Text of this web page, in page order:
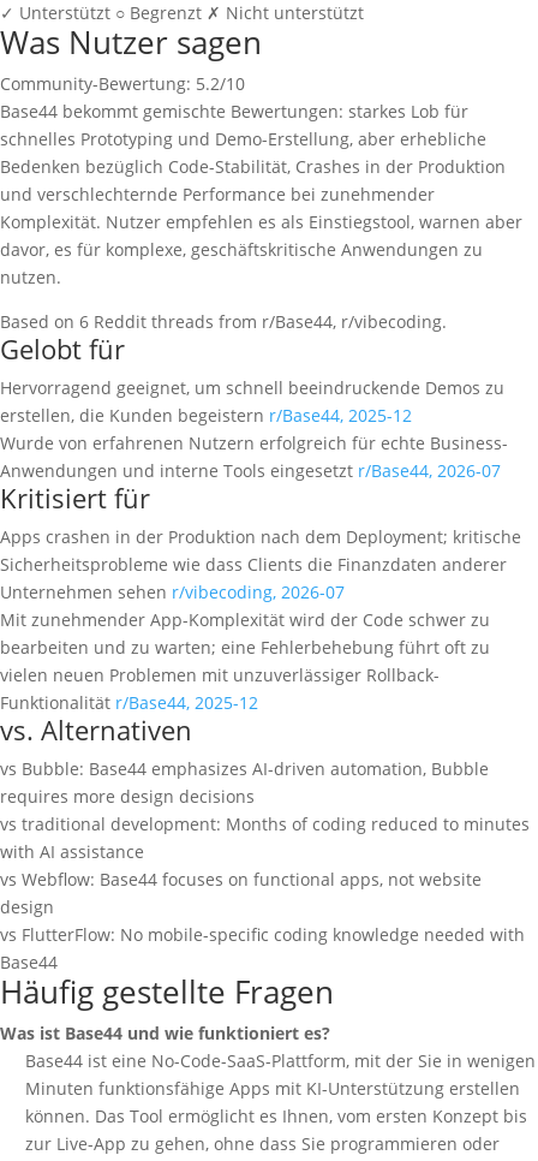
✓ Unterstützt ○ Begrenzt ✗ Nicht unterstützt
Was Nutzer sagen
Community-Bewertung: 5.2/10
Base44 bekommt gemischte Bewertungen: starkes Lob für
schnelles Prototyping und Demo-Erstellung, aber erhebliche
Bedenken bezüglich Code-Stabilität, Crashes in der Produktion
und verschlechternde Performance bei zunehmender
Komplexität. Nutzer empfehlen es als Einstiegstool, warnen aber
davor, es für komplexe, geschäftskritische Anwendungen zu
nutzen.
Based on 6 Reddit threads from r/Base44, r/vibecoding.
Gelobt für
Hervorragend geeignet, um schnell beeindruckende Demos zu
erstellen, die Kunden begeistern r/Base44, 2025-12
Wurde von erfahrenen Nutzern erfolgreich für echte Business-
Anwendungen und interne Tools eingesetzt r/Base44, 2026-07
Kritisiert für
Apps crashen in der Produktion nach dem Deployment; kritische
Sicherheitsprobleme wie dass Clients die Finanzdaten anderer
Unternehmen sehen r/vibecoding, 2026-07
Mit zunehmender App-Komplexität wird der Code schwer zu
bearbeiten und zu warten; eine Fehlerbehebung führt oft zu
vielen neuen Problemen mit unzuverlässiger Rollback-
Funktionalität r/Base44, 2025-12
vs. Alternativen
vs Bubble: Base44 emphasizes AI-driven automation, Bubble
requires more design decisions
vs traditional development: Months of coding reduced to minutes
with AI assistance
vs Webflow: Base44 focuses on functional apps, not website
design
vs FlutterFlow: No mobile-specific coding knowledge needed with
Base44
Häufig gestellte Fragen
Was ist Base44 und wie funktioniert es?
Base44 ist eine No-Code-SaaS-Plattform, mit der Sie in wenigen
Minuten funktionsfähige Apps mit KI-Unterstützung erstellen
können. Das Tool ermöglicht es Ihnen, vom ersten Konzept bis
zur Live-App zu gehen, ohne dass Sie programmieren oder